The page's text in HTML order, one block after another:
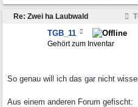
Re: Zwei ha Laubwald
TGB_11
Gehört zum Inventar
So genau will ich das gar nicht
Aus einem anderen Forum gefischt: